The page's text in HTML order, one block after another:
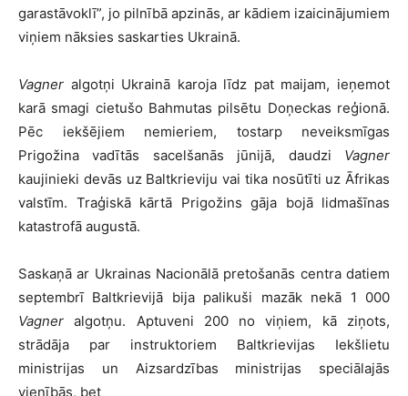
garastāvoklī”, jo pilnībā apzinās, ar kādiem izaicinājumiem
viņiem nāksies saskarties Ukrainā.
Vagner algotņi Ukrainā karoja līdz pat maijam, ieņemot
karā smagi cietušo Bahmutas pilsētu Doņeckas reģionā.
Pēc iekšējiem nemieriem, tostarp neveiksmīgas
Prigožina vadītās sacelšanās jūnijā, daudzi Vagner
kaujinieki devās uz Baltkrieviju vai tika nosūtīti uz Āfrikas
valstīm. Traģiskā kārtā Prigožins gāja bojā lidmašīnas
katastrofā augustā.
Saskaņā ar Ukrainas Nacionālā pretošanās centra datiem
septembrī Baltkrievijā bija palikuši mazāk nekā 1 000
Vagner algotņu. Aptuveni 200 no viņiem, kā ziņots,
strādāja par instruktoriem Baltkrievijas Iekšlietu
ministrijas un Aizsardzības ministrijas speciālajās
vienībās, bet